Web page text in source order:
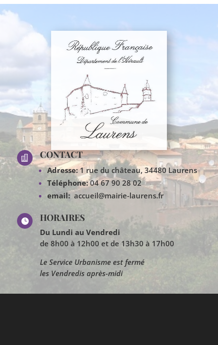
 CONTACT
Adresse:1 rue du château, 34480 Laurens
Téléphone: 04 67 90 28 02
email: accueil@mairie-laurens.fr
 HORAIRES
Du Lundi au Vendredi
de 8h00 à 12h00 et de 13h30 à 17h00
Le Service Urbanisme est fermé
les Vendredis après-midi